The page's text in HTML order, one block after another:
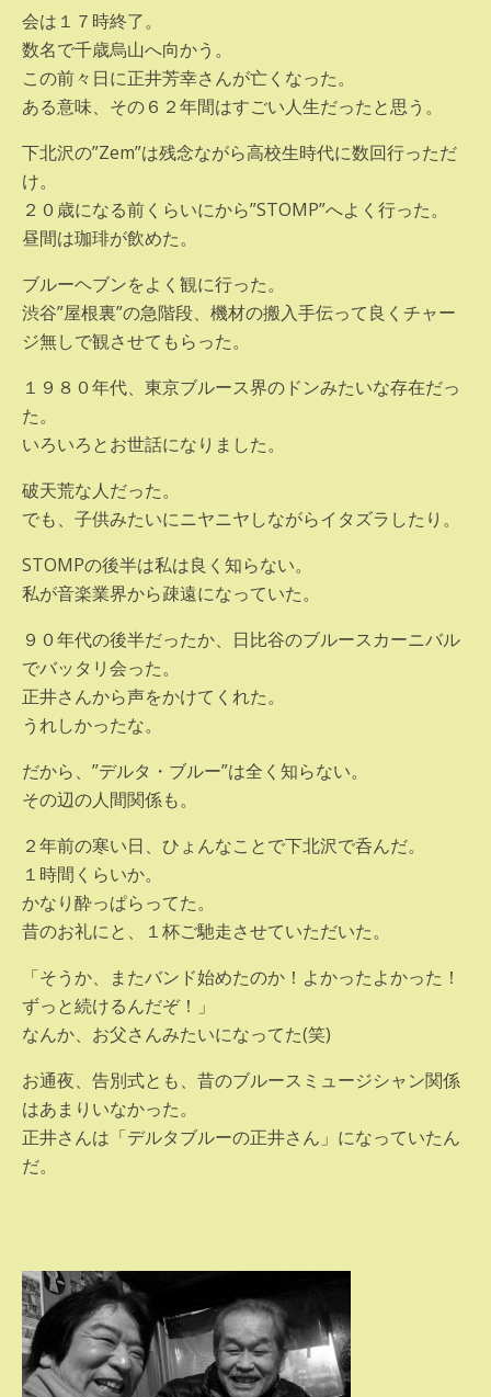
会は１７時終了。
数名で千歳烏山へ向かう。
この前々日に正井芳幸さんが亡くなった。
ある意味、その６２年間はすごい人生だったと思う。
下北沢の”Zem”は残念ながら高校生時代に数回行っただ
け。
２０歳になる前くらいにから”STOMP”へよく行った。
昼間は珈琲が飲めた。
ブルーヘブンをよく観に行った。
渋谷”屋根裏”の急階段、機材の搬入手伝って良くチャー
ジ無しで観させてもらった。
１９８０年代、東京ブルース界のドンみたいな存在だっ
た。
いろいろとお世話になりました。
破天荒な人だった。
でも、子供みたいにニヤニヤしながらイタズラしたり。
STOMPの後半は私は良く知らない。
私が音楽業界から疎遠になっていた。
９０年代の後半だったか、日比谷のブルースカーニバル
でバッタリ会った。
正井さんから声をかけてくれた。
うれしかったな。
だから、”デルタ・ブルー”は全く知らない。
その辺の人間関係も。
２年前の寒い日、ひょんなことで下北沢で呑んだ。
１時間くらいか。
かなり酔っぱらってた。
昔のお礼にと、１杯ご馳走させていただいた。
「そうか、またバンド始めたのか！よかったよかった！
ずっと続けるんだぞ！」
なんか、お父さんみたいになってた(笑)
お通夜、告別式とも、昔のブルースミュージシャン関係
はあまりいなかった。
正井さんは「デルタブルーの正井さん」になっていたん
だ。